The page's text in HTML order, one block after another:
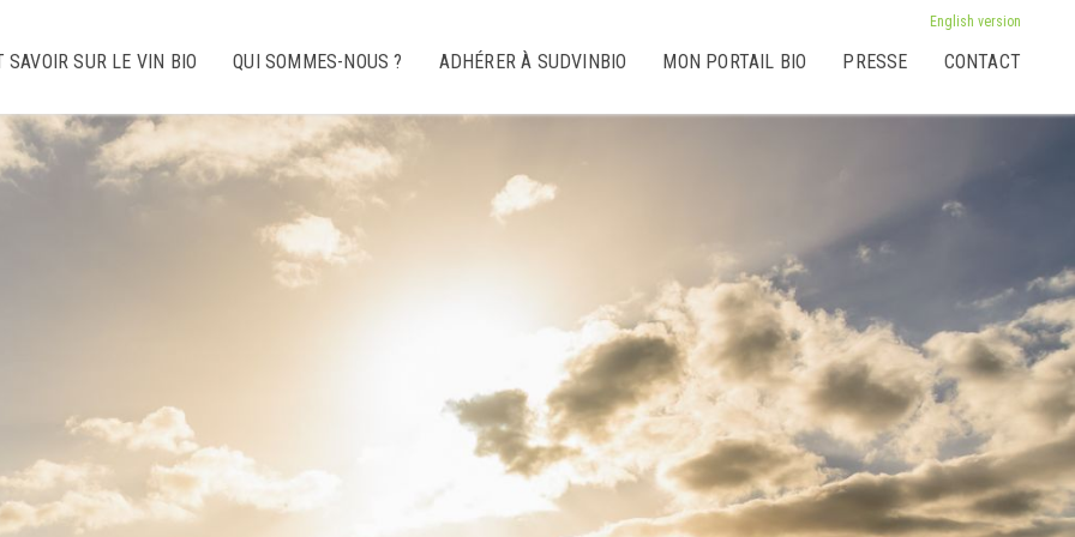
SAVOIR SUR LE VIN BIO QUI SOMMES-NOUS ? ADHÉRER À SUDVINBIO MON PORTAIL BIO PRESSE CONTACT
English version